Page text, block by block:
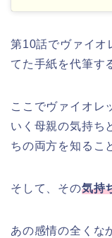
第10話でヴァイオ
てた手紙を代筆す
ここでヴァイオレ
いく母親の気持ち
ちの両方を知るこ
そして、その気持
あの感情の全くな